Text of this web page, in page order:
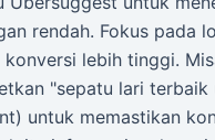
rendah. Fokus pada
lebih tinggi.
"sepatu lari terbaik
untuk memastikan